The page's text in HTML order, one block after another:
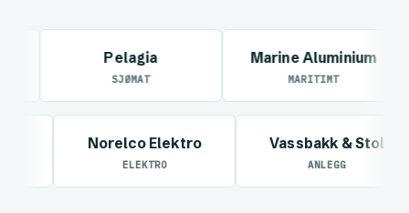
Marine Aluminium
Norelco Elektro Vassbakk &